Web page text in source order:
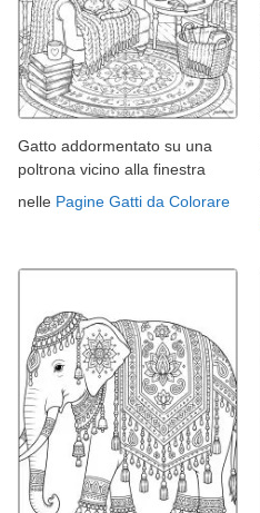
Gatto addormentato su una
poltrona vicino alla finestra
nelle Pagine Gatti da Colorare